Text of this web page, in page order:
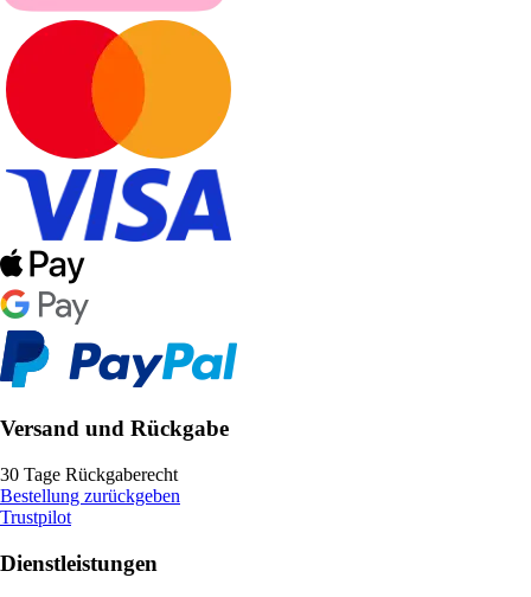
Versand und Rückgabe
30 Tage Rückgaberecht
Bestellung zurückgeben
Trustpilot
Dienstleistungen